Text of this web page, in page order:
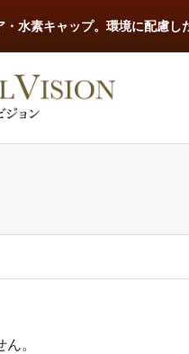
水素キャップ。環境に配慮し
。